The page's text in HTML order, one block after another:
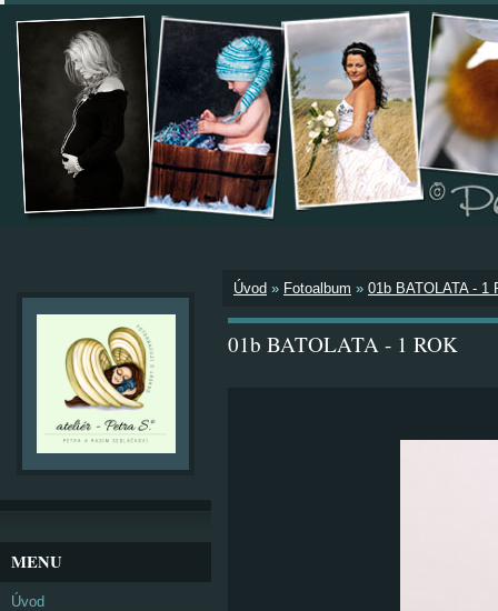
Úvod » Fotoalbum » 01b BATOLATA - 1
01b BATOLATA - 1 ROK
MENU
Úvod